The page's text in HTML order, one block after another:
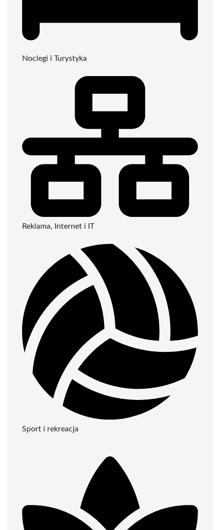
Noclegi i Turystyka
Reklama, Internet i IT
Sport i rekreacja